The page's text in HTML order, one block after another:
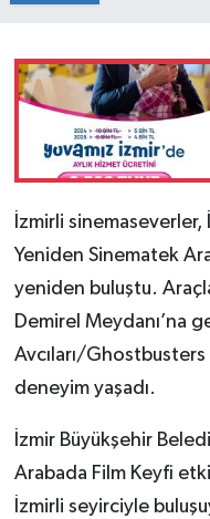
İzmirli
Yeniden Sinematek
yeniden buluştu.
Demirel Meydanı’na
Avcıları/
deneyim yaşadı.
İzmir Büyükşehir
Arabada Film Keyfi
İzmirli seyirciyle